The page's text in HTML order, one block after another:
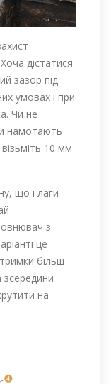
дістатися
зазор під
умовах і при
Чи не
намотають
10 мм
що і лаги
з
це
більш
на